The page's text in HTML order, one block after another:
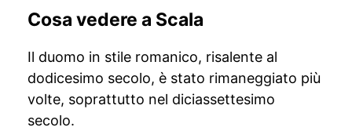
Cosa vedere a Scala
Il duomo in stile romanico, risalente al
dodicesimo secolo, è stato rimaneggiato più
volte, soprattutto nel diciassettesimo
secolo.